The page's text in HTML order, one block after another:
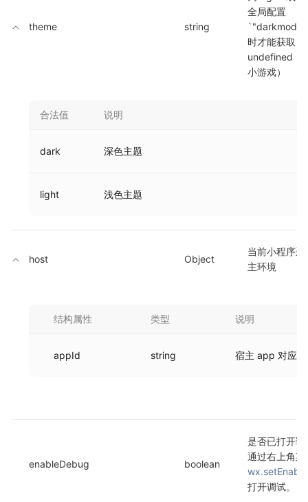
theme string
全局配置
时才能获取，
undefined （
小游戏）
合法值 说明
dark 深色主题
light 浅色主题
host Object
当前小程序运
主环境
结构属性 类型 说明
appId string 宿主 app 对应
enableDebug boolean
是否已打开调
打开调试。